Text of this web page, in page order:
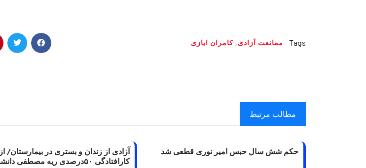
Tags ممانعت آزادی, کامران ایازی
مطالب مرتبط
حکم شش سال حبس امیر نوری قطعی شد
آزادی از زندان و بستری در بیمارستان/ از
کارافتادگی ۵۰درصدی ریه مصطفی دانشجو